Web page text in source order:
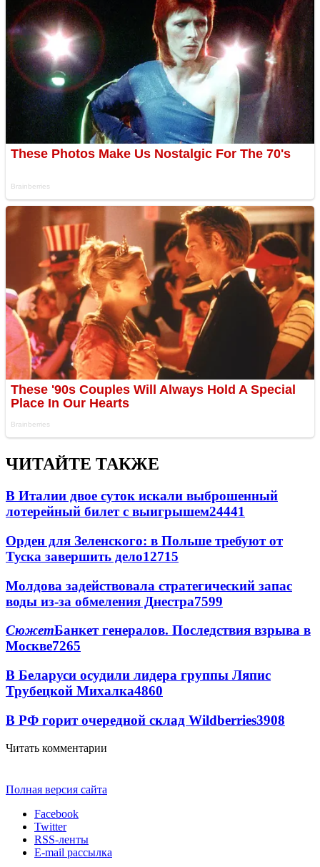
ЧИТАЙТЕ ТАКЖЕ
В Италии двое суток искали выброшенный
лотерейный билет с выигрышем24441
Орден для Зеленского: в Польше требуют от
Туска завершить дело12715
Молдова задействовала стратегический запас
воды из-за обмеления Днестра7599
СюжетБанкет генералов. Последствия взрыва в
Москве7265
В Беларуси осудили лидера группы Ляпис
Трубецкой Михалка4860
В РФ горит очередной склад Wildberries3908
Читать комментарии
Полная версия сайта
Facebook
Twitter
RSS-ленты
E-mail рассылка